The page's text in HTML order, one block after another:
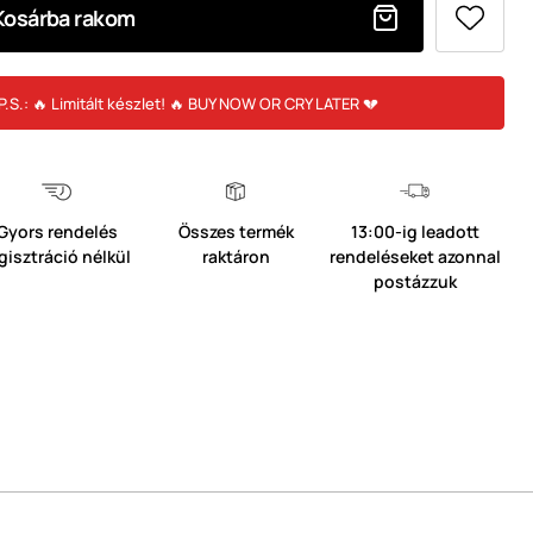
rakom
🔥 Limitált készlet! 🔥 BUY NOW OR CRY LATER 💔
rendelés
nélkül
Összes termék
raktáron
13:00-ig leadott
rendeléseket azonnal
postázzuk